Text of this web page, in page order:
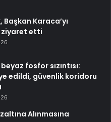
Başkan Karaca’yı
etti
fosfor sızıntısı:
edildi, güvenlik koridoru
Alınmasına